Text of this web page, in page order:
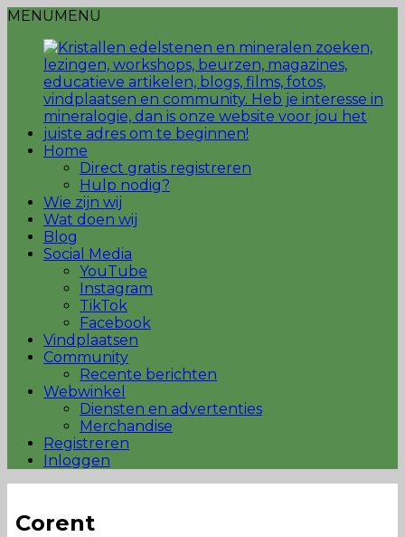
MENUMENU
Home
Direct gratis registreren
Hulp nodig?
Wie zijn wij
Wat doen wij
Blog
Social Media
YouTube
Instagram
TikTok
Facebook
Vindplaatsen
Community
Recente berichten
Webwinkel
Diensten en advertenties
Merchandise
Registreren
Inloggen
Corent